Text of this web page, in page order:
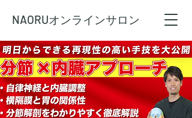
NAORUオンラインサロン